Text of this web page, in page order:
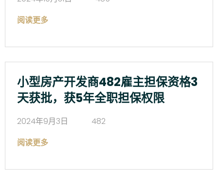
阅读更多
小型房产开发商482雇主担保资格3
天获批，获5年全职担保权限
2024年9月3日
482
阅读更多